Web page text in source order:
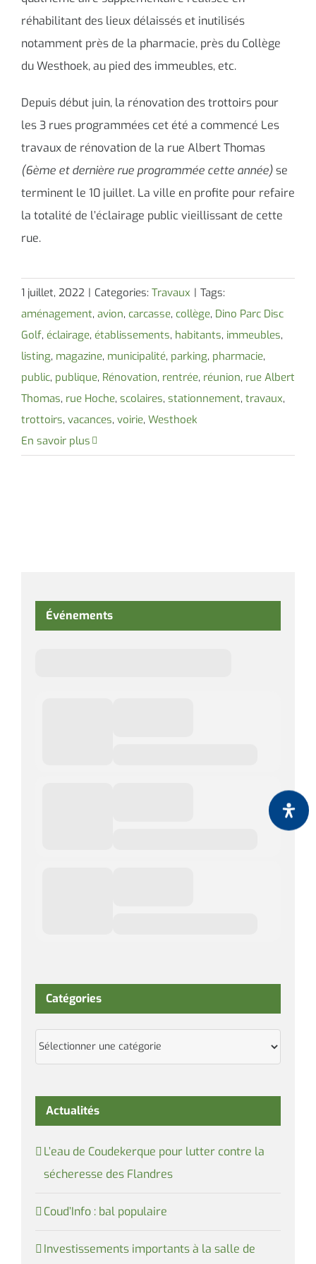
réhabilitant des lieux délaissés et inutilisés
notamment près de la pharmacie, près du Collège
du Westhoek, au pied des immeubles, etc.
Depuis début juin, la rénovation des trottoirs pour
les 3 rues programmées cet été a commencé Les
travaux de rénovation de la rue Albert Thomas
(6ème et dernière rue programmée cette année)se
terminent le 10 juillet. La ville en profite pour refaire
la totalité de l’éclairage public vieillissant de cette
rue.
1 juillet, 2022 | Categories: Travaux | Tags:
aménagement, avion, carcasse, collège, Dino Parc Disc
Golf, éclairage, établissements, habitants, immeubles,
listing, magazine, municipalité, parking, pharmacie,
public, publique, Rénovation, rentrée, réunion, rue Albert
Thomas, rue Hoche, scolaires, stationnement, travaux,
trottoirs, vacances, voirie, Westhoek
En savoir plus
Événements
Catégories
Catégories
Actualités
L’eau de Coudekerque pour lutter contre la
sécheresse des Flandres
Coud’Info : bal populaire
Investissements importants à la salle de